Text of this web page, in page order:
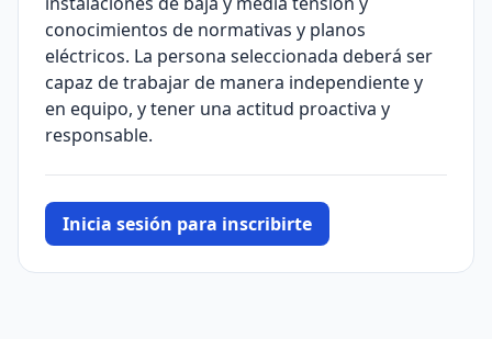
conocimientos de normativas y planos
eléctricos. La persona seleccionada deberá ser
capaz de trabajar de manera independiente y
en equipo, y tener una actitud proactiva y
responsable.
Inicia sesión para inscribirte